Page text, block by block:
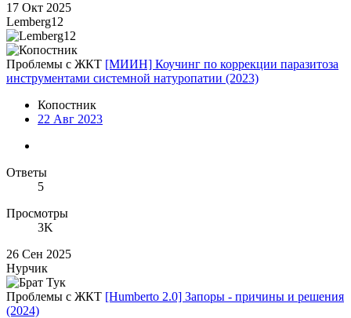
17 Окт 2025
Lemberg12
Проблемы с ЖКТ [МИИН] Коучинг по коррекции паразитоза
инструментами системной натуропатии (2023)
Копостник
22 Авг 2023
Ответы
5
Просмотры
3K
26 Сен 2025
Нурчик
Проблемы с ЖКТ [Humberto 2.0] Запоры - причины и решения
(2024)